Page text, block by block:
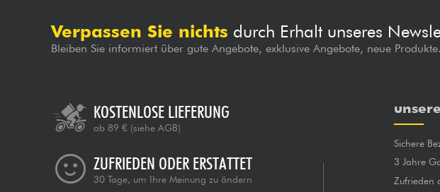
Verpassen Sie nichts durch Erhalt unseres
Bleiben Sie informiert über gute Angebote, exklusive Angebote, neue
KOSTENLOSE LIEFERUNG
ab 89 € (siehe AGB)
ZUFRIEDEN ODER ERSTATTET
30 Tage, um Ihre Meinung zu ändern
Sichere
3 Jahre
Zufrieden